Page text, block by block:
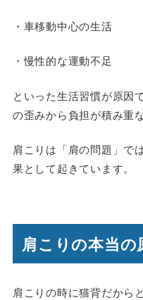
・車移動中心の生活
・慢性的な運動不足
といった生活習慣が原因
の歪みから負担が積み重
肩こりは「肩の問題」で
果として起きています。
肩こりの本当の
肩こりの時に猫背だから